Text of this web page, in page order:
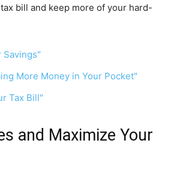
bill and keep more of your hard-
Savings"
More Money in Your Pocket"
Tax Bill"
and Maximize Your